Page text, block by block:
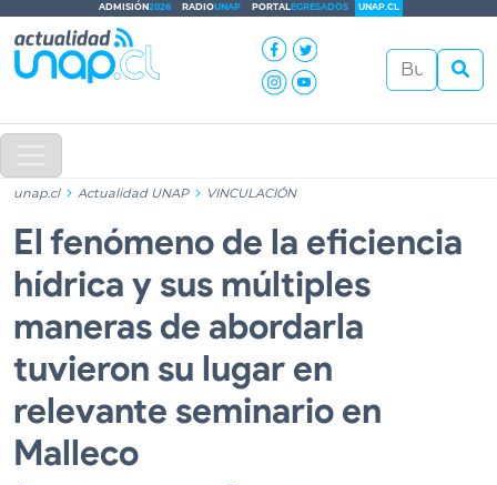
ADMISIÓN2026 RADIOUNAP PORTALEGRESADOS UNAP.CL
unap.cl Actualidad UNAP VINCULACIÓN
El fenómeno de la eficiencia
hídrica y sus múltiples
maneras de abordarla
tuvieron su lugar en
relevante seminario en
Malleco